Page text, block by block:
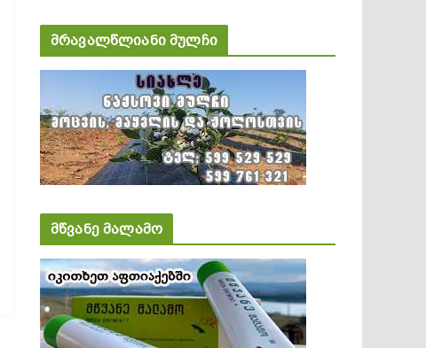
მრავალწლიანი მულჩი
მწვანე მალამო